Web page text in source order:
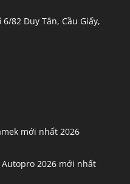
82 Duy Tân, Cầu Giấy,
mới nhất 2026
2026 mới nhất